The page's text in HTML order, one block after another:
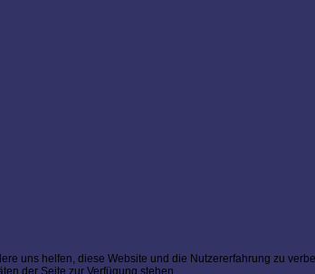
uns helfen, diese Website und die Nutzererfahrung zu
der Seite zur Verfügung stehen.